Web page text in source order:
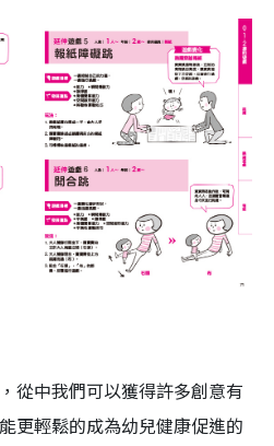
從中我們可以獲得許多創意有
更輕鬆的成為幼兒健康促進的